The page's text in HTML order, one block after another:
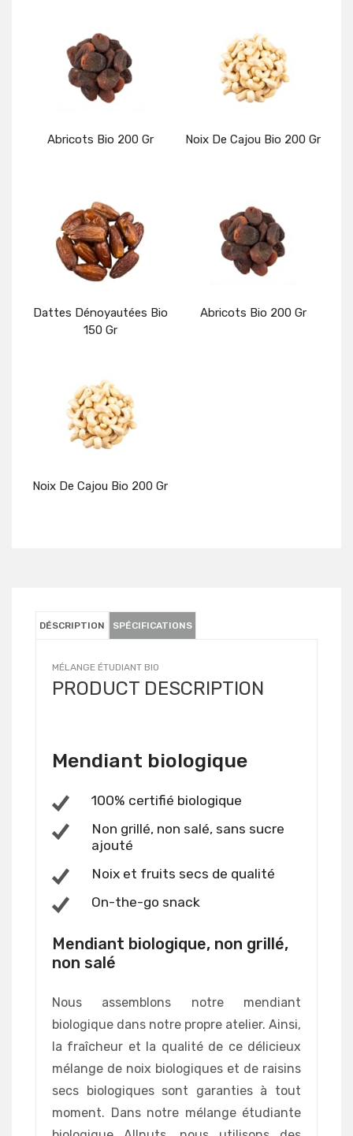
Détails Détails
Abricots Bio 200 Gr
Détails
Noix De Cajou Bio 200 Gr
Détails
Dattes Dénoyautées Bio
150 Gr
Détails
Abricots Bio 200 Gr
Noix De Cajou Bio 200 Gr
DÉSCRIPTION SPÉCIFICATIONS
MÉLANGE ÉTUDIANT BIO
PRODUCT DESCRIPTION
Mendiant biologique
100% certifié biologique
Non grillé, non salé, sans sucre
ajouté
Noix et fruits secs de qualité
On-the-go snack
Mendiant biologique, non grillé,
non salé
Nous assemblons notre mendiant
biologique dans notre propre atelier. Ainsi,
la fraîcheur et la qualité de ce délicieux
mélange de noix biologiques et de raisins
secs biologiques sont garanties à tout
moment. Dans notre mélange étudiante